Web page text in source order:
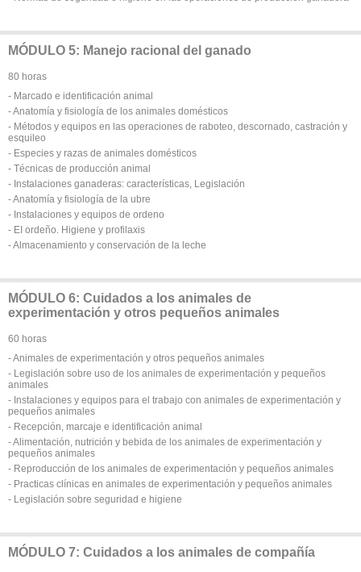
MÓDULO 5: Manejo racional del ganado
80 horas
- Marcado e identificación animal
- Anatomía y fisiología de los animales domésticos
- Métodos y equipos en las operaciones de raboteo, descornado, castración y
esquileo
- Especies y razas de animales domésticos
- Técnicas de producción animal
- Instalaciones ganaderas: características, Legislación
- Anatomía y fisiología de la ubre
- Instalaciones y equipos de ordeno
- EI ordeño. Higiene y profilaxis
- Almacenamiento y conservación de la leche
MÓDULO 6: Cuidados a los animales de
experimentación y otros pequeños animales
60 horas
- Animales de experimentación y otros pequeños animales
- Legislación sobre uso de los animales de experimentación y pequeños
animales
- Instalaciones y equipos para el trabajo con animales de experimentación y
pequeños animales
- Recepción, marcaje e identificación animal
- Alimentación, nutrición y bebida de los animales de experimentación y
pequeños animales
- Reproducción de los animales de experimentación y pequeños animales
- Practicas clínicas en animales de experimentación y pequeños animales
- Legislación sobre seguridad e higiene
MÓDULO 7: Cuidados a los animales de compañía